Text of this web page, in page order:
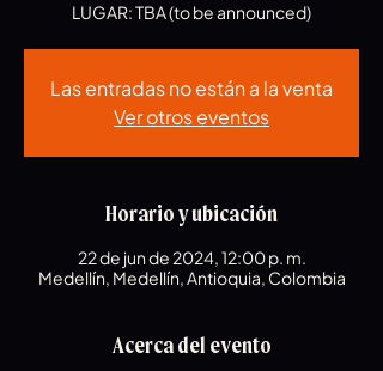
LUGAR: TBA (to be announced)
Las entradas no están a la venta
Ver otros eventos
Horario y ubicación
22 de jun de 2024, 12:00 p. m.
Medellín, Medellín, Antioquia, Colombia
Acerca del evento